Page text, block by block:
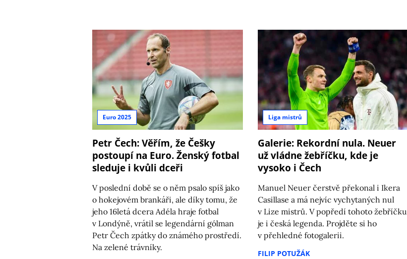
Euro 2025
Petr Čech: Věřím, že Češky
postoupí na Euro. Ženský fotbal
sleduje i kvůli dceři
V poslední době se o něm psalo spíš jako
o hokejovém brankáři, ale díky tomu, že
jeho 16letá dcera Adéla hraje fotbal
v Londýně, vrátil se legendární gólman
Petr Čech zpátky do známého prostředí.
Na zelené trávníky.
Liga mistrů
Galerie: Rekordní nula. Neuer
už vládne žebříčku, kde je
vysoko i Čech
Manuel Neuer čerstvě překonal i Ikera
Casillase a má nejvíc vychytaných nul
v Lize mistrů. V popředí tohoto žebříčku
je i česká legenda. Projděte si ho
v přehledné fotogalerii.
FILIP POTUŽÁK